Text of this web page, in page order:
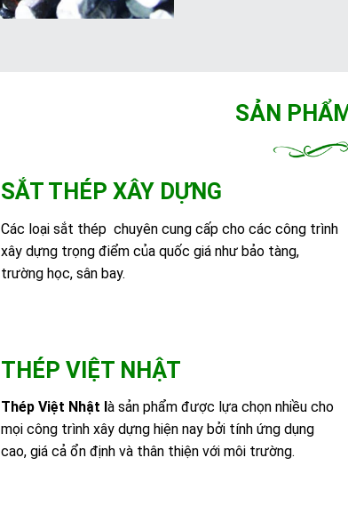
SẢN
SẮT THÉP XÂY DỰNG
Các loại sắt thép chuyên cung cấp cho các công trình
xây dựng trọng điểm của quốc giá như bảo tàng,
trường học, sân bay.
THÉP VIỆT NHẬT
Thép Việt Nhật à sản phẩm được lựa chọn nhiều cho
mọi công trình xây dựng hiện nay bởi tính ứng dụng
cao, giá cả ổn định và thân thiện với môi trường.